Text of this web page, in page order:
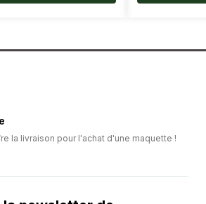
la livraison pour l'achat d'une maquette !